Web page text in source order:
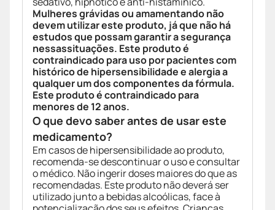
Mulheres grávidas ou amamentando não
devem utilizar este produto, já que não há
estudos que possam garantir a segurança
nessassituações. Este produto é
contraindicado para uso por pacientes com
histórico de hipersensibilidade e alergia a
qualquer um dos componentes da fórmula.
Este produto é contraindicado para
menores de 12 anos.
O que devo saber antes de usar este
medicamento?
Em casos de hipersensibilidade ao produto,
recomenda-se descontinuar o uso e consultar
o médico. Não ingerir doses maiores do que as
recomendadas. Este produto não deverá ser
utilizado junto a bebidas alcoólicas, face à